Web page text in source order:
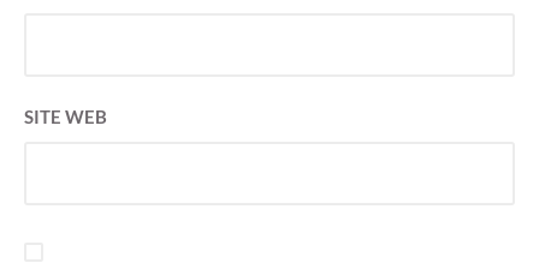
SITE WEB